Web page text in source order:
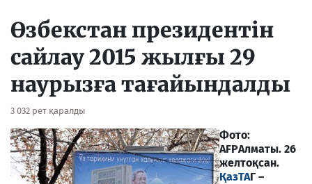
Өзбекстан президентін
сайлау 2015 жылғы 29
наурызға тағайындалды
3 032 рет қаралды
Фото:
AFPАлматы. 26
желтоқсан.
ҚазТАГ –